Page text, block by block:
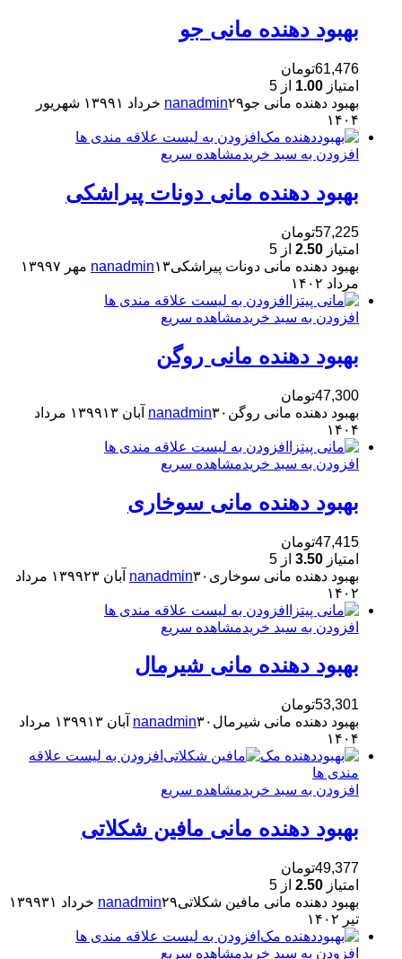
بهبود دهنده مانی جو
61,476تومان
امتیاز 1.00 از 5
بهبود دهنده مانی جو
nanadmin۲۹ خرداد ۱۳۹۹
۱ شهریور
۱۴۰۴
افزودن به لیست علاقه مندی ها
افزودن به سبد خریدمشاهده سریع
بهبود دهنده مانی دونات پیراشکی
57,225تومان
امتیاز 2.50 از 5
بهبود دهنده مانی دونات پیراشکی
nanadmin۱۳ مهر ۱۳۹۹
۷
مرداد ۱۴۰۲
افزودن به لیست علاقه مندی ها
افزودن به سبد خریدمشاهده سریع
بهبود دهنده مانی روگن
47,300تومان
بهبود دهنده مانی روگن
nanadmin۳۰ آبان ۱۳۹۹
۱۳ مرداد
۱۴۰۴
افزودن به لیست علاقه مندی ها
افزودن به سبد خریدمشاهده سریع
بهبود دهنده مانی سوخاری
47,415تومان
امتیاز 3.50 از 5
بهبود دهنده مانی سوخاری
nanadmin۳۰ آبان ۱۳۹۹
۲۳ مرداد
۱۴۰۲
افزودن به لیست علاقه مندی ها
افزودن به سبد خریدمشاهده سریع
بهبود دهنده مانی شیرمال
53,301تومان
بهبود دهنده مانی شیرمال
nanadmin۳۰ آبان ۱۳۹۹
۱۳ مرداد
۱۴۰۴
افزودن به لیست علاقه
مندی ها
افزودن به سبد خریدمشاهده سریع
بهبود دهنده مانی مافین شکلاتی
49,377تومان
امتیاز 2.50 از 5
بهبود دهنده مانی مافین شکلاتی
nanadmin۲۹ خرداد ۱۳۹۹
۳۱
تیر ۱۴۰۲
افزودن به لیست علاقه مندی ها
افزودن به سبد خریدمشاهده سریع